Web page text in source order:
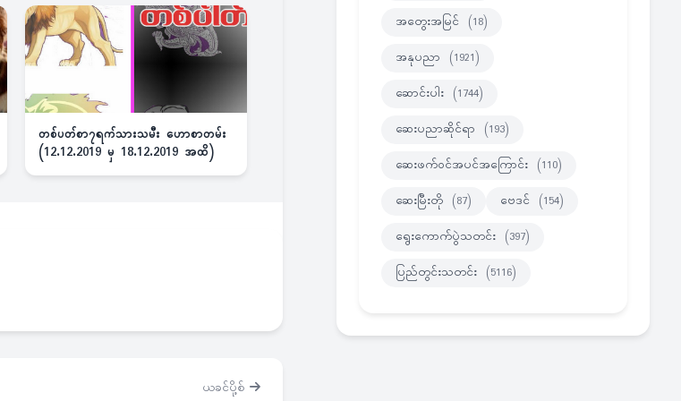
တစ်ပတ်စာ၇ရက်သားသမီး ဟောစာတမ်း
(12.12.2019 မှ 18.12.2019 အထိ)
ယခင်ပို့စ်
အတွေးအမြင် (18)
အနုပညာ (1921)
ဆောင်းပါး (1744)
ဆေးပညာဆိုင်ရာ (193)
ဆေးဖက်ဝင်အပင်အကြောင်း (110)
ဆေးမြီးတို (87) ဗေဒင် (154)
ရွေးကောက်ပွဲသတင်း (397)
ပြည်တွင်းသတင်း (5116)